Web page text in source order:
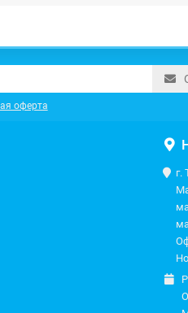
оферта
г.